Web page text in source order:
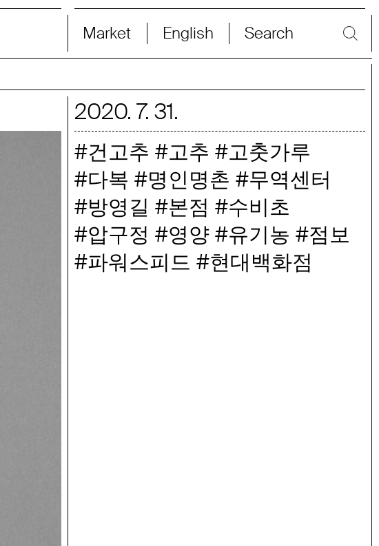
Market English Search
2020. 7. 31.
건고추 고추
고춧가루
다복
명인명촌
무역센터
방영길
본점
수비초
압구정
영양 유기농
점보
파워스피드
현대백화점